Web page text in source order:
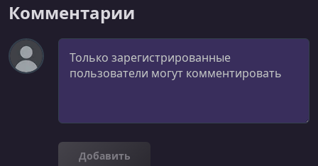
Комментарии
Комментарий
Добавить